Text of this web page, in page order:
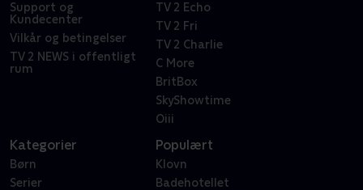
Support og
Kundecenter
Vilkår og betingelser
TV 2 NEWS i offentligt
rum
TV 2 Echo
TV 2 Fri
TV 2 Charlie
C More
BritBox
SkyShowtime
Oiii
Kategorier
Børn
Serier
Populært
Klovn
Badehotellet